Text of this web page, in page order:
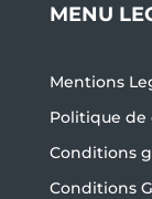
MENU
Mentions
Politique
Conditions
Conditions